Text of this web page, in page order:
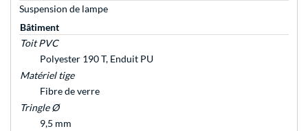
Suspension de lampe
Bâtiment
Toit PVC
Polyester 190 T, Enduit PU
Matériel tige
Fibre de verre
Tringle Ø
9,5 mm